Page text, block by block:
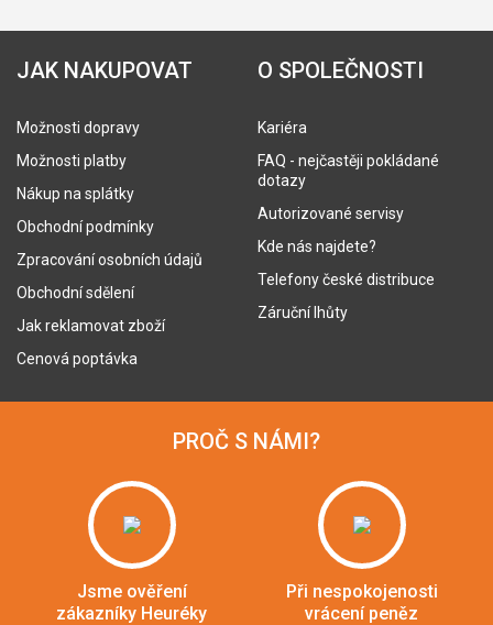
JAK NAKUPOVAT
Možnosti dopravy
Možnosti platby
Nákup na splátky
Obchodní podmínky
Zpracování osobních údajů
Obchodní sdělení
Jak reklamovat zboží
Cenová poptávka
O SPOLEČNOSTI
Kariéra
FAQ - nejčastěji pokládané
dotazy
Autorizované servisy
Kde nás najdete?
Telefony české distribuce
Záruční lhůty
PROČ S NÁMI?
Jsme ověření
zákazníky Heuréky
Při nespokojenosti
vrácení peněz